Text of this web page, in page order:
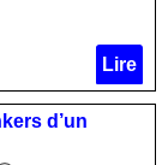
Lire
d’un